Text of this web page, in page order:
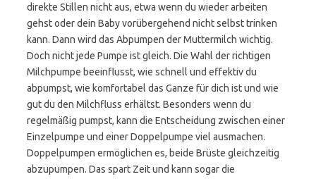
direkte Stillen nicht aus, etwa wenn du wieder arbeiten
gehst oder dein Baby vorübergehend nicht selbst trinken
kann. Dann wird das Abpumpen der Muttermilch wichtig.
Doch nicht jede Pumpe ist gleich. Die Wahl der richtigen
Milchpumpe beeinflusst, wie schnell und effektiv du
abpumpst, wie komfortabel das Ganze für dich ist und wie
gut du den Milchfluss erhältst. Besonders wenn du
regelmäßig pumpst, kann die Entscheidung zwischen einer
Einzelpumpe und einer Doppelpumpe viel ausmachen.
Doppelpumpen ermöglichen es, beide Brüste gleichzeitig
abzupumpen. Das spart Zeit und kann sogar die